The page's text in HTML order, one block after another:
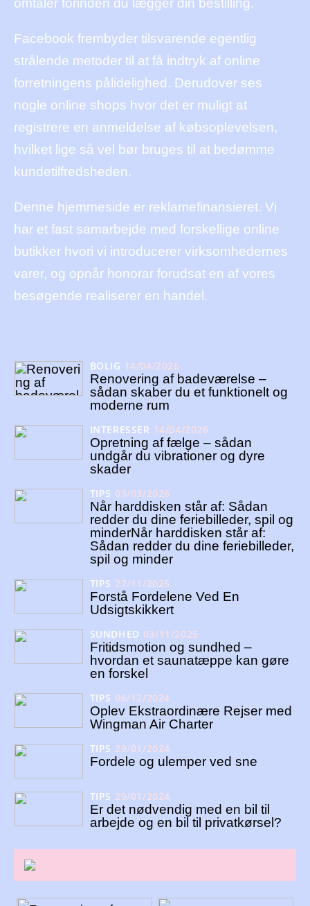
omtaler forinden du lægger din bestilling.
Facebook frembyder tilsvarende egentlig
strålende metoder til at få indtryk af online
forretningens pålidelighed. Derudover ses
nogle online shops hvor det er muligt at
registrere en anmeldelse af købsoplevelsen,
hvilket lige så vel bør bruges til at bedømme
kundetilfredsheden.
Denne hjemmeside er reklamefinansieret. Vi
har et fast samarbejde med forskellige online
butikker hvori vi introducerer virksomhedernes
varer, og opnår honorar forudsat en af vores
besøgende realiserer en handel.
BOLIG 14/04/2026
Renovering af badeværelse –
sådan skaber du et funktionelt og
moderne rum
INTERESSER 14/04/2026
Opretning af fælge – sådan
undgår du vibrationer og dyre
skader
TIPS 03/03/2026
Når harddisken står af: Sådan
redder du dine feriebilleder, spil og
minderNår harddisken står af:
Sådan redder du dine feriebilleder,
spil og minder
TIPS 27/11/2025
Forstå Fordelene Ved En
Udsigtskikkert
SUNDHED 03/11/2025
Fritidsmotion og sundhed –
hvordan et saunatæppe kan gøre
en forskel
TIPS 06/12/2024
Oplev Ekstraordinære Rejser med
Wingman Air Charter
TIPS 29/01/2024
Fordele og ulemper ved sne
TIPS 29/01/2024
Er det nødvendig med en bil til
arbejde og en bil til privatkørsel?